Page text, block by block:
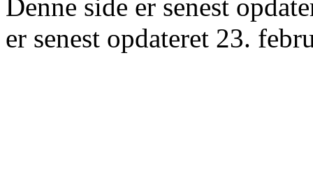
Denne side er senest
er senest opdateret 23.